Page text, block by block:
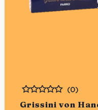
Grissini von
Bewertet
(0)